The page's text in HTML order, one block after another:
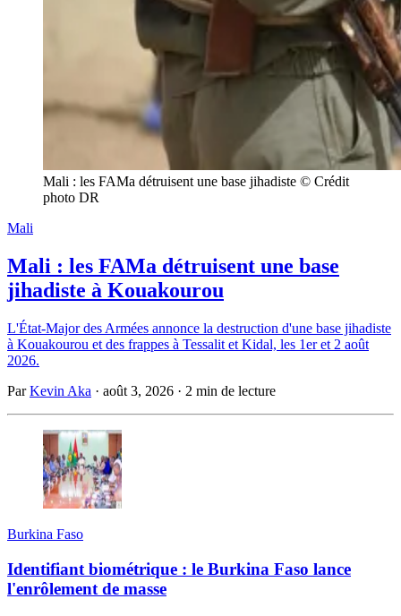
Mali : les FAMa détruisent une base jihadiste © Crédit
photo DR
Mali
Mali : les FAMa détruisent une base
jihadiste à Kouakourou
L'État-Major des Armées annonce la destruction d'une base jihadiste
à Kouakourou et des frappes à Tessalit et Kidal, les 1er et 2 août
2026.
ParKevin Aka · août 3, 2026 · 2 min de lecture
Burkina Faso
Identifiant biométrique : le Burkina Faso lance
l'enrôlement de masse